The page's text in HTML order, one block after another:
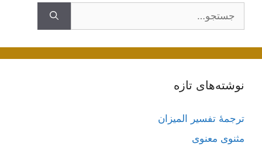
نوشته‌های تازه
ترجمۀ تفسیر المیزان
مثنوی معنوی